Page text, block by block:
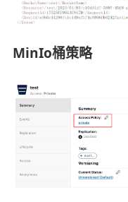
MinIo桶策略